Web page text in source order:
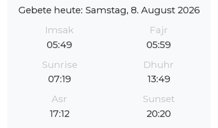
Gebete heute: Samstag, 8. August 2026
Imsak
05:49
Fajr
05:59
Sunrise
07:19
Dhuhr
13:49
Asr
17:12
Sunset
20:20